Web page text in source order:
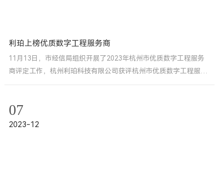
利珀上榜优质数字工程服务商
11月13日，市经信局组织开展了2023年杭州市优质数字工程服务
商评定工作，杭州利珀科技有限公司获评杭州市优质数字工程服务
商企业。
07
2023-12